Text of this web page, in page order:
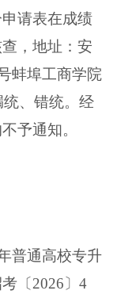
请表在成绩
，地址：安
蚌埠工商学院
、错统。经
予通知。
普通高校专升
〔2026〕4